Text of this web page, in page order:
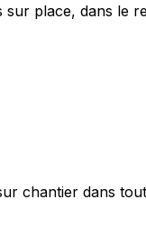
place, dans le
chantier dans